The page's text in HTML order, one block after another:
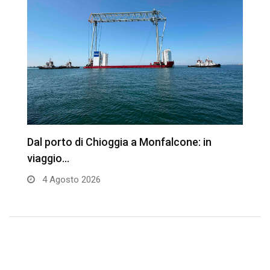
Dal porto di Chioggia a Monfalcone: in
viaggio…
4 Agosto 2026